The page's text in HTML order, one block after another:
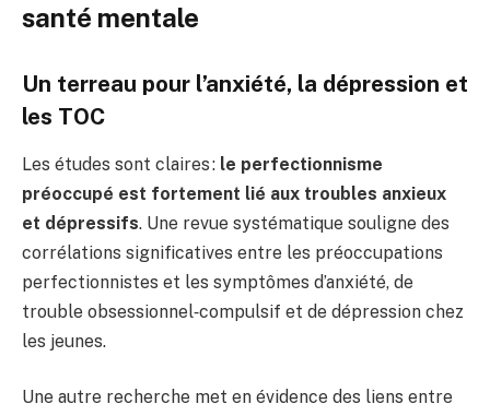
santé mentale
Un terreau pour l’anxiété, la dépression et
les TOC
Les études sont claires : le perfectionnisme
préoccupé est fortement lié aux troubles anxieux
et dépressifs. Une revue systématique souligne des
corrélations significatives entre les préoccupations
perfectionnistes et les symptômes d’anxiété, de
trouble obsessionnel‑compulsif et de dépression chez
les jeunes.
Une autre recherche met en évidence des liens entre